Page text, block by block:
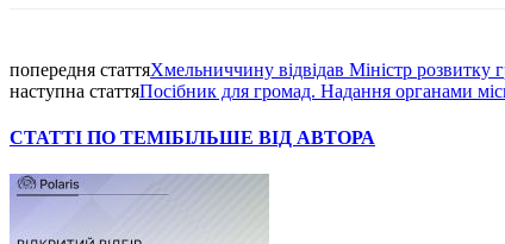
попередня статтяХмельниччину відвідав Міністр розвитку
наступна статтяПосібник для громад. Надання органами
СТАТТІ ПО ТЕМІБІЛЬШЕ ВІД АВТОРА